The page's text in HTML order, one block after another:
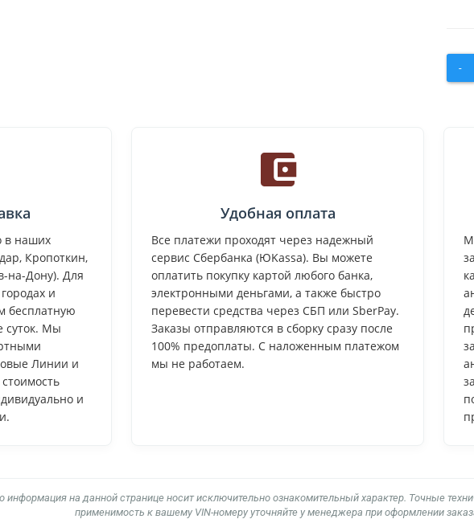
-
в наших
Кропоткин,
на-Дону). Для
и
бесплатную
суток. Мы
Линии и
и
Удобная оплата
Все платежи проходят через надежный
сервис Сбербанка (ЮKassa). Вы можете
оплатить покупку картой любого банка,
электронными деньгами, а также быстро
перевести средства через СБП или SberPay.
Заказы отправляются в сборку сразу после
100% предоплаты. С наложенным платежом
мы не работаем.
на данной странице носит исключительно ознакомительный характер. Точные
применимость к вашему VIN-номеру уточняйте у менеджера при оформлении